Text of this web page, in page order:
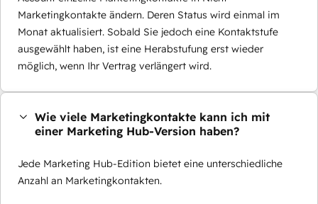
Marketingkontakte ändern. Deren Status wird einmal im
Monat aktualisiert. Sobald Sie jedoch eine Kontaktstufe
ausgewählt haben, ist eine Herabstufung erst wieder
möglich, wenn Ihr Vertrag verlängert wird.
Wie viele Marketingkontakte kann ich mit
einer Marketing Hub-Version haben?
Jede Marketing Hub-Edition bietet eine unterschiedliche
Anzahl an Marketingkontakten.